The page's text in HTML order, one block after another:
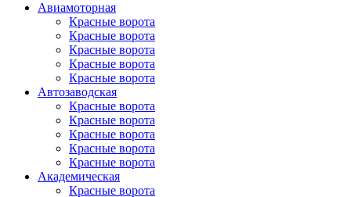
Авиамоторная
Красные ворота
Красные ворота
Красные ворота
Красные ворота
Красные ворота
Автозаводская
Красные ворота
Красные ворота
Красные ворота
Красные ворота
Красные ворота
Академическая
Красные ворота